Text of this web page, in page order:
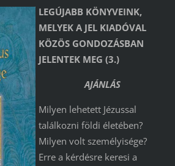
LEGÚJABB KÖNYVEINK,
MELYEK A JEL KIADÓVAL
KÖZÖS GONDOZÁSBAN
JELENTEK MEG (3.)
AJÁNLÁS
Milyen lehetett Jézussal
találkozni földi életében?
Milyen volt személyisége?
Erre a kérdésre keresi a